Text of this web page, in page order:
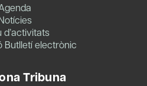
d’activitats
Butlletí electrònic
Tribuna